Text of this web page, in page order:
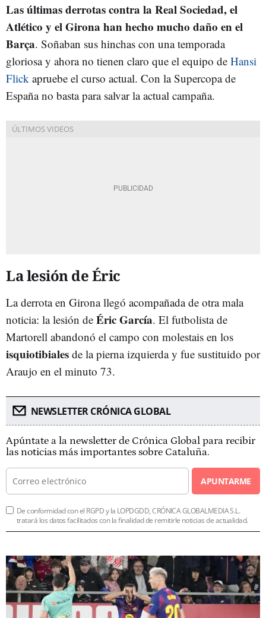
Las últimas derrotas contra la Real Sociedad, el
Atlético y el Girona han hecho mucho daño en el
Barça. Soñaban sus hinchas con una temporada
gloriosa y ahora no tienen claro que el equipo de Hansi
Flick apruebe el curso actual. Con la Supercopa de
España no basta para salvar la actual campaña.
La lesión de Éric
La derrota en Girona llegó acompañada de otra mala
noticia: la lesión de Éric García. El futbolista de
Martorell abandonó el campo con molestais en los
isquiotibiales de la pierna izquierda y fue sustituido por
Araujo en el minuto 73.
NEWSLETTER CRÓNICA GLOBAL
Apúntate a la newsletter de Crónica Global para recibir
las noticias más importantes sobre Cataluña.
APUNTARME
De conformidad con el RGPD y la LOPDGDD, CRÓNICA GLOBALMEDIA S.L.
tratará los datos facilitados con la finalidad de remitirle noticias de actualidad.